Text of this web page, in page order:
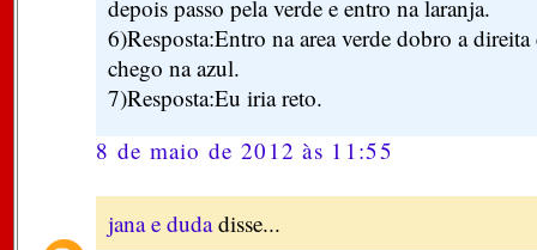
depois passo pela verde e entro na laranja.
6)Resposta:Entro na area verde dobro a
chego na azul.
7)Resposta:Eu iria reto.
8 de maio de 2012 às 11:55
jana e dudadisse...